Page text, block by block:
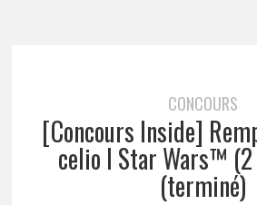
CONCOURS
[Concours Inside]
celio I Star Wars™
(terminé)